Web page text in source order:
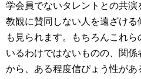
学会員でないタレントとの共
教観に賛同しない人を遠ざけ
も見られます。もちろんこれ
いるわけではないものの、関
から、ある程度信ぴょう性が